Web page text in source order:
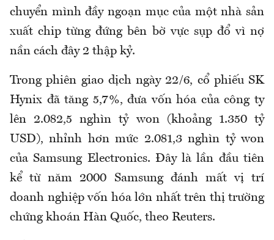
chuyển mình đầy ngoạn mục của một nhà sản
xuất chip từng đứng bên bờ vực sụp đổ vì nợ
nần cách đây 2 thập kỷ.
Trong phiên giao dịch ngày 22/6, cổ phiếu SK
Hynix đã tăng 5,7%, đưa vốn hóa của công ty
lên 2.082,5 nghìn tỷ won (khoảng 1.350 tỷ
USD), nhỉnh hơn mức 2.081,3 nghìn tỷ won
của Samsung Electronics. Đây là lần đầu tiên
kể từ năm 2000 Samsung đánh mất vị trí
doanh nghiệp vốn hóa lớn nhất trên thị trường
chứng khoán Hàn Quốc, theo Reuters.